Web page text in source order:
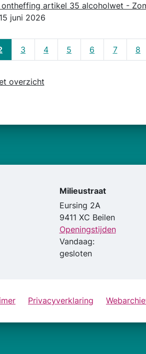
ontheffing artikel 35 alcoholwet -
juni 2026
3 4 5 6 7 8
overzicht
Milieustraat
Eursing 2A
9411 XC Beilen
Openingstijden
Vandaag:
gesloten
Privacyverklaring